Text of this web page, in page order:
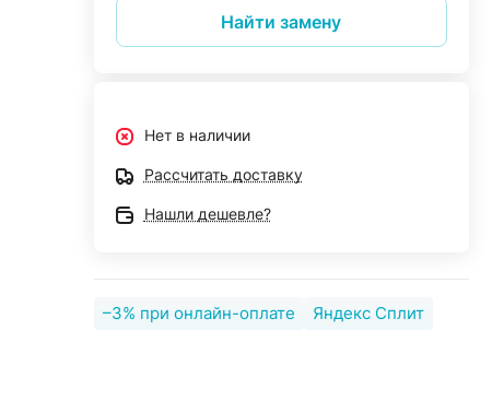
Найти замену
Нет в наличии
Рассчитать доставку
Нашли дешевле?
–3% при онлайн-оплате Яндекс Сплит